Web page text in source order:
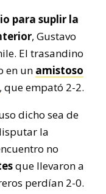
para suplir la
, Gustavo
El trasandino
en un amistoso
, que empató 2-2.
dicho sea de
la
no
que llevaron a
perdían 2-0.